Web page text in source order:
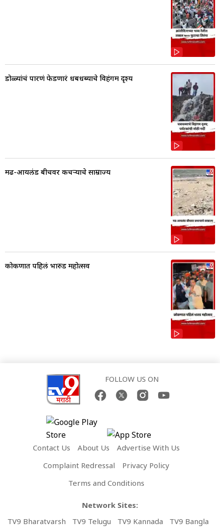
डोळ्यांचं पारणं फेडणारं धबधब्याचे विहंगम दृश्य
मढ-आयलंड बीचवर कचऱ्याचे साम्राज्य
कोकणात पहिलं भारुड महोत्सव
FOLLOW US ON
Contact Us About Us
Advertise With Us
Complaint Redressal
Privacy Policy
Terms and Conditions
Network Sites:
TV9 Bharatvarsh
TV9 Telugu TV9 Kannada TV9 Bangla